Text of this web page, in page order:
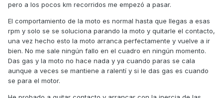
pero a los pocos km recorridos me empezó a pasar.
El comportamiento de la moto es normal hasta que llegas a esas
rpm y solo se se soluciona parando la moto y quitarle el contacto,
una vez hecho esto la moto arranca perfectamente y vuelve a ir
bien. No me sale ningún fallo en el cuadro en ningún momento.
Das gas y la moto no hace nada y ya cuando paras se cala
aunque a veces se mantiene a ralentí y si le das gas es cuando
se para el motor.